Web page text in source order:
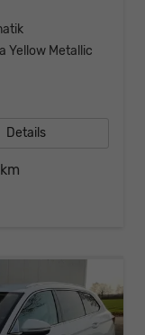
Yellow Metallic
Details